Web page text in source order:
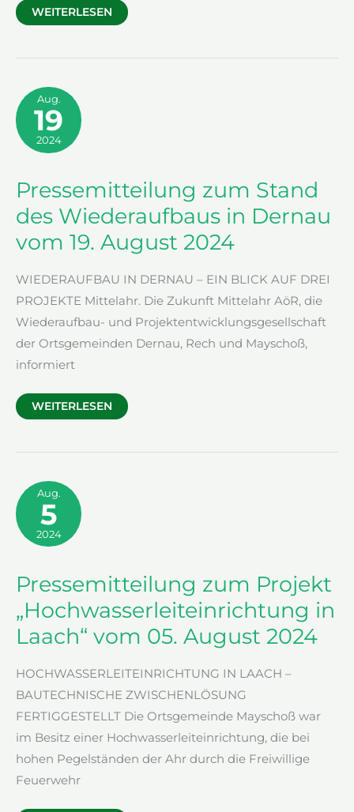
PRESSEMITTEILUNG
DERNAU“
AUGUST
2024
WEITERLESEN
Aug.
19
2024
Pressemitteilung zum Stand
des Wiederaufbaus in Dernau
vom 19. August 2024
WIEDERAUFBAU IN DERNAU – EIN BLICK AUF DREI
PROJEKTE Mittelahr. Die Zukunft Mittelahr AöR, die
Wiederaufbau- und Projektentwicklungsgesellschaft
der Ortsgemeinden Dernau, Rech und Mayschoß,
informiert
PRESSEMITTEILUNG
IN
19.
AUGUST
2024
WEITERLESEN
Aug.
5
2024
Pressemitteilung zum Projekt
„Hochwasserleiteinrichtung in
Laach“ vom 05. August 2024
HOCHWASSERLEITEINRICHTUNG IN LAACH –
BAUTECHNISCHE ZWISCHENLÖSUNG
FERTIGGESTELLT Die Ortsgemeinde Mayschoß war
im Besitz einer Hochwasserleiteinrichtung, die bei
hohen Pegelständen der Ahr durch die Freiwillige
Feuerwehr